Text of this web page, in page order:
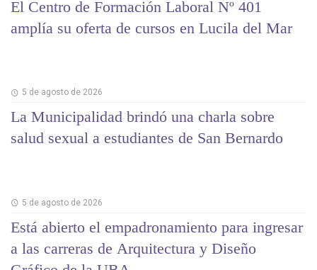
El Centro de Formación Laboral Nº 401
amplía su oferta de cursos en Lucila del Mar
5 de agosto de 2026
La Municipalidad brindó una charla sobre
salud sexual a estudiantes de San Bernardo
5 de agosto de 2026
Está abierto el empadronamiento para ingresar
a las carreras de Arquitectura y Diseño